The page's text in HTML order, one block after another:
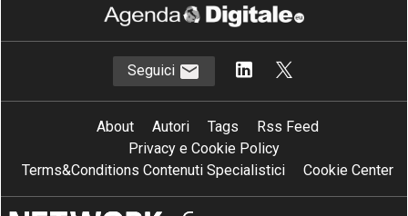
Seguici
About Autori Tags
Rss Feed
Privacy e Cookie Policy
Terms&Conditions Contenuti Specialistici
Cookie Center